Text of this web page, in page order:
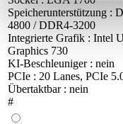
Speicherunterstützung :
4800 / DDR4-3200
Integrierte Grafik : Intel
Graphics 730
KI-Beschleuniger : nein
PCIe : 20 Lanes, PCIe
Übertaktbar : nein
#